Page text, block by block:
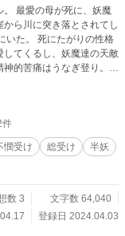
最愛の母が死に、妖魔
ら川に突き落とされてし
りの性格
てくるし、妖魔達の天敵
的苦痛はうなぎ登り。
が、幸せを手にするまで
件
憫受け 総受け
半妖
数 3
文字数 64,040
登録日 2024.04.03